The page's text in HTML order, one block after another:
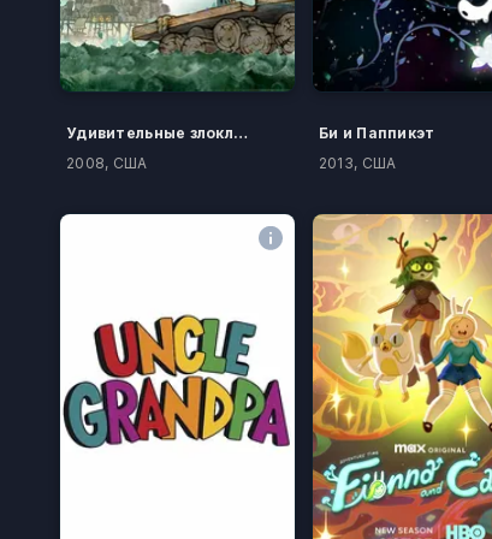
Удивительные злоключения Флэпджека
2008, США
Би и Паппикэт
2013, США